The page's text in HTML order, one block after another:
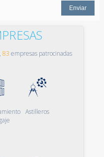
83 empresas patrocinadas
Astilleros